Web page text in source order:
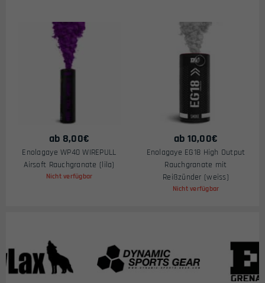
ab 8,00€
Enolagaye WP40 WIREPULL
Airsoft Rauchgranate (lila)
Nicht verfügbar
ab 10,00€
Enolagaye EG18 High Output
Rauchgranate mit
Reißzünder (weiss)
Nicht verfügbar